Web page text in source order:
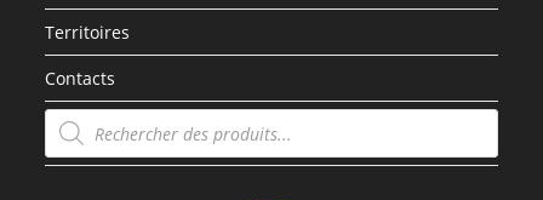
Territoires
Contacts
Recherche
de
produits